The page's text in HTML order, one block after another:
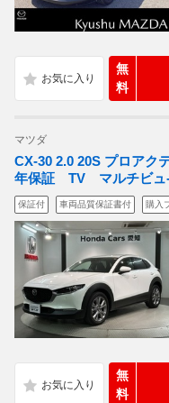
無
料
マツダ
CX-30 2.0 20S プロアク
年保証 TV マルチビュ
保証付 車両品質保証書付 購入
無
料